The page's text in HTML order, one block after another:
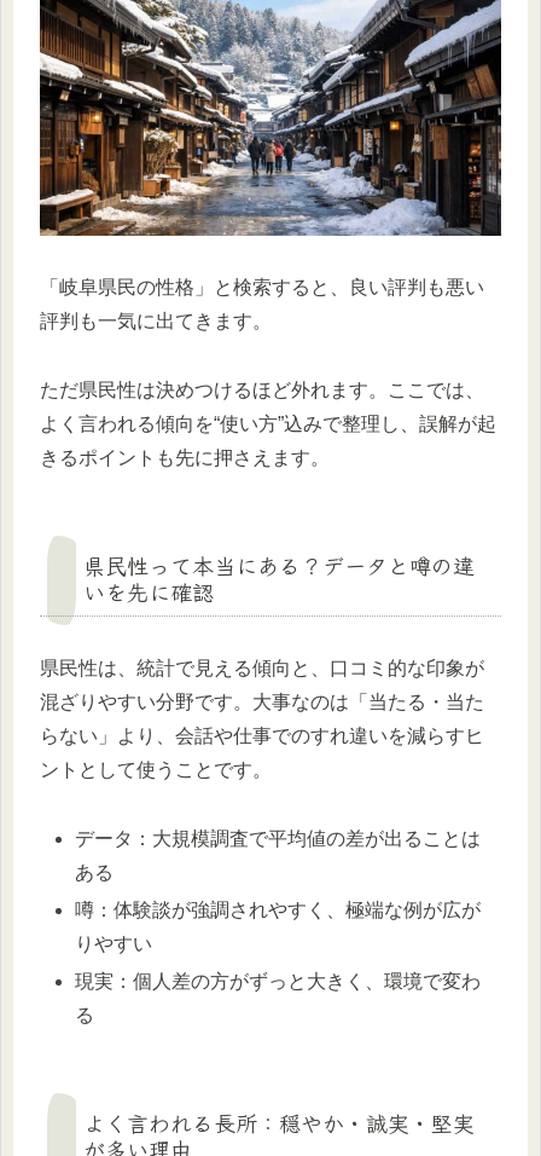
「岐阜県民の性格」と検索すると、良い評判も悪い
評判も一気に出てきます。
ただ県民性は決めつけるほど外れます。ここでは、
よく言われる傾向を“使い方”込みで整理し、誤解が起
きるポイントも先に押さえます。
県民性って本当にある？データと噂の違
いを先に確認
県民性は、統計で見える傾向と、口コミ的な印象が
混ざりやすい分野です。大事なのは「当たる・当た
らない」より、会話や仕事でのすれ違いを減らすヒ
ントとして使うことです。
データ：大規模調査で平均値の差が出ることは
ある
噂：体験談が強調されやすく、極端な例が広が
りやすい
現実：個人差の方がずっと大きく、環境で変わ
る
よく言われる長所：穏やか・誠実・堅実
が多い理由